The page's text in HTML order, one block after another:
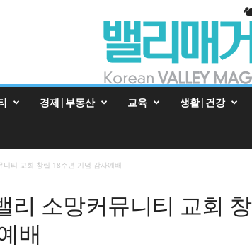
경제|부동산 교육 생활|건강
니티 교회 창립 18주년 기념 감사예배
리 소망커뮤니티 교회
배